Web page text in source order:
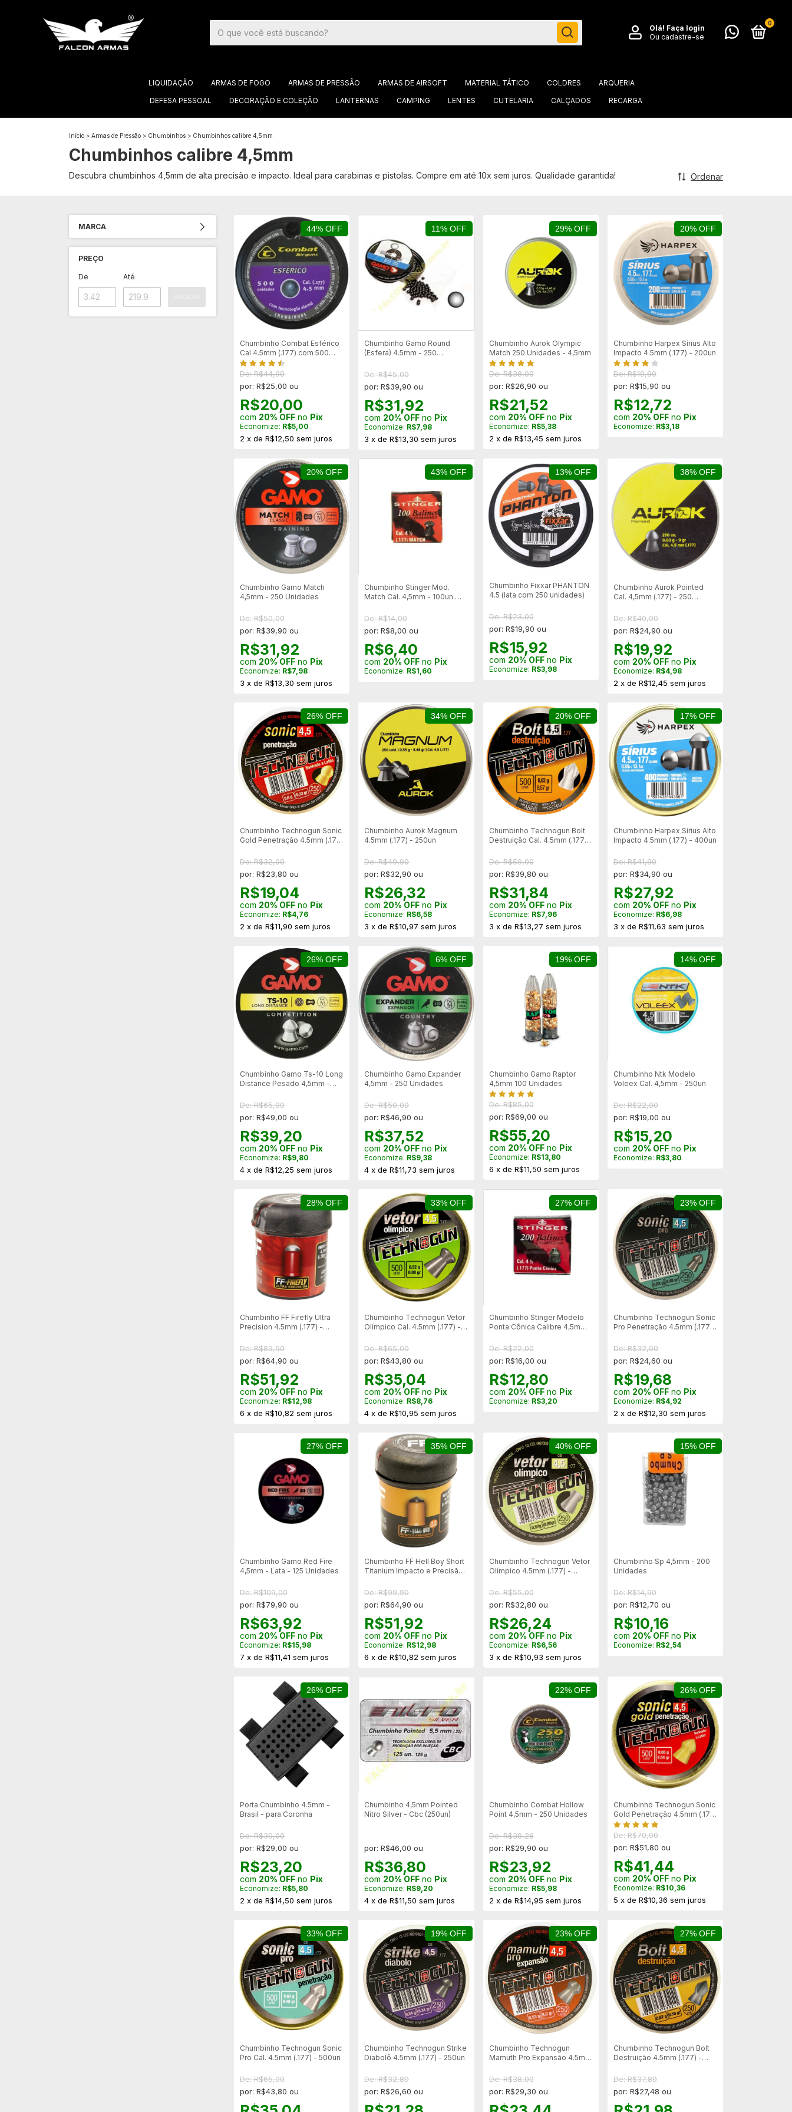
Olá! Faça login
Ou cadastre-se
0
LIQUIDAÇÃO ARMAS DE FOGO ARMAS DE PRESSÃO ARMAS DE AIRSOFT MATERIAL TÁTICO COLDRES
ARQUERIA
DEFESA PESSOAL
DECORAÇÃO E COLEÇÃO LANTERNAS CAMPING LENTES CUTELARIA CALÇADOS RECARGA
Início > Armas de Pressão > Chumbinhos > Chumbinhos calibre 4,5mm
Chumbinhos calibre 4,5mm
Descubra chumbinhos 4,5mm de alta precisão e impacto. Ideal para carabinas e pistolas. Compre em até 10x sem juros. Qualidade garantida! Ordenar
MARCA
PREÇO
De Até
44% OFF
Chumbinho Combat Esférico
Cal 4.5mm (.177) com 500
Unidades
De: R$44,90
por: R$25,00 ou
R$20,00
com 20% OFF no Pix
Economize: R$5,00
2 x de R$12,50 sem juros
11% OFF
Chumbinho Gamo Round
(Esfera) 4.5mm - 250
De: R$45,00
por: R$39,90 ou
R$31,92
com 20% OFF no Pix
Economize: R$7,98
3 xdeR$13,30 sem juros
29% OFF
Chumbinho Aurok Olympic
Match 250 Unidades - 4,5mm
De: R$38,00
por: R$26,90 ou
R$21,52
com 20% OFFno Pix
Economize: R$5,38
2 x de R$13,45 sem juros
20% OFF
Chumbinho Harpex Sírius Alto
Impacto 4.5mm (.177) - 200un
De: R$19,90
por: R$15,90 ou
R$12,72
com 20% OFFno Pix
Economize: R$3,18
20% OFF
Chumbinho Gamo Match
4,5mm - 250 Unidades
De: R$50,00
por: R$39,90 ou
R$31,92
com 20% OFF no Pix
Economize: R$7,98
3 x de R$13,30 sem juros
43% OFF
Chumbinho Stinger Mod.
Match Cal. 4,5mm - 100un.
De: R$14,00
por: R$8,00 ou
R$6,40
com 20% OFF no Pix
Economize: R$1,60
13% OFF
Chumbinho Fixxar PHANTON
4.5 (lata com 250 unidades)
De: R$23,00
por: R$19,90 ou
R$15,92
com 20% OFFno Pix
Economize: R$3,98
38% OFF
Chumbinho Aurok Pointed
Cal. 4,5mm (.177) - 250
De: R$40,00
por: R$24,90 ou
R$19,92
com 20% OFFno Pix
Economize: R$4,98
2 x de R$12,45 sem juros
26% OFF
Chumbinho Technogun Sonic
Gold Penetração 4.5mm (.177)
De: R$32,00
por: R$23,80 ou
R$19,04
com 20% OFF no Pix
Economize: R$4,76
2 x de R$11,90 sem juros
34% OFF
Chumbinho Aurok Magnum
4.5mm (.177) - 250un
De: R$49,90
por: R$32,90 ou
R$26,32
com 20% OFF no Pix
Economize: R$6,58
3 xdeR$10,97 sem juros
20% OFF
Chumbinho Technogun Bolt
Destruição Cal. 4.5mm (.177) -
De: R$50,00
por: R$39,80 ou
R$31,84
com 20% OFFno Pix
Economize: R$7,96
3 x de R$13,27 sem juros
17% OFF
Chumbinho Harpex Sírius Alto
Impacto 4.5mm (.177) - 400un
De: R$41,90
por: R$34,90 ou
R$27,92
com 20% OFFno Pix
Economize: R$6,98
3 x de R$11,63 sem juros
26% OFF
Chumbinho Gamo Ts-10 Long
Distance Pesado 4,5mm -
De: R$65,90
por: R$49,00 ou
R$39,20
com 20% OFF no Pix
Economize: R$9,80
4 x de R$12,25 sem juros
6% OFF
Chumbinho Gamo Expander
4,5mm - 250 Unidades
De: R$50,00
por: R$46,90 ou
R$37,52
com 20% OFF no Pix
Economize: R$9,38
4 xdeR$11,73 sem juros
19% OFF
Chumbinho Gamo Raptor
4,5mm 100 Unidades
De: R$85,00
por: R$69,00 ou
R$55,20
com 20% OFFno Pix
Economize: R$13,80
6 x de R$11,50 sem juros
14% OFF
Chumbinho Ntk Modelo
Voleex Cal. 4,5mm - 250un
De: R$22,00
por: R$19,00 ou
R$15,20
com 20% OFFno Pix
Economize: R$3,80
28% OFF
Chumbinho FF Firefly Ultra
Precision 4.5mm (.177) -
De: R$89,90
por: R$64,90 ou
R$51,92
com 20% OFF no Pix
Economize: R$12,98
6 x de R$10,82 sem juros
33% OFF
Chumbinho Technogun Vetor
Olímpico Cal. 4.5mm (.177) -
De: R$65,00
por: R$43,80 ou
R$35,04
com 20% OFF no Pix
Economize: R$8,76
4 xdeR$10,95 sem juros
27% OFF
Chumbinho Stinger Modelo
Ponta Cônica Calibre 4,5mm -
De: R$22,00
por: R$16,00 ou
R$12,80
com 20% OFFno Pix
Economize: R$3,20
23% OFF
Chumbinho Technogun Sonic
Pro Penetração 4.5mm (.177)
De: R$32,00
por: R$24,60 ou
R$19,68
com 20% OFFno Pix
Economize: R$4,92
2 x de R$12,30 sem juros
27% OFF
Chumbinho Gamo Red Fire
4,5mm - Lata - 125 Unidades
De: R$109,00
por: R$79,90 ou
R$63,92
com 20% OFF no Pix
Economize: R$15,98
7 x de R$11,41 sem juros
35% OFF
Chumbinho FF Hell Boy Short
Titanium Impacto e Precisão
De: R$99,90
por: R$64,90 ou
R$51,92
com 20% OFF no Pix
Economize: R$12,98
6 xdeR$10,82 sem juros
40% OFF
Chumbinho Technogun Vetor
Olímpico 4.5mm (.177) -
De: R$55,00
por: R$32,80 ou
R$26,24
com 20% OFFno Pix
Economize: R$6,56
3 x de R$10,93 sem juros
15% OFF
Chumbinho Sp 4,5mm - 200
Unidades
De: R$14,90
por: R$12,70 ou
R$10,16
com 20% OFFno Pix
Economize: R$2,54
26% OFF
Porta Chumbinho 4.5mm -
Brasil - para Coronha
De: R$39,00
por: R$29,00 ou
R$23,20
com 20% OFF no Pix
Economize: R$5,80
2 x de R$14,50 sem juros
Chumbinho 4,5mm Pointed
Nitro Silver - Cbc (250un)
por: R$46,00 ou
R$36,80
com 20% OFF no Pix
Economize: R$9,20
4 xdeR$11,50 sem juros
22% OFF
Chumbinho Combat Hollow
Point 4,5mm - 250 Unidades
De: R$38,26
por: R$29,90 ou
R$23,92
com 20% OFFno Pix
Economize: R$5,98
2 x de R$14,95 sem juros
26% OFF
Chumbinho Technogun Sonic
Gold Penetração 4.5mm (.177)
- 500un
De: R$70,00
por: R$51,80 ou
R$41,44
com 20% OFFno Pix
Economize: R$10,36
5 x de R$10,36 sem juros
33% OFF
Chumbinho Technogun Sonic
Pro Cal. 4.5mm (.177) - 500un
De: R$65,00
por: R$43,80 ou
19% OFF
Chumbinho Technogun Strike
Diabolô 4.5mm (.177) - 250un
De: R$32,80
por: R$26,60 ou
23% OFF
Chumbinho Technogun
Mamuth Pro Expansão 4.5mm
De: R$38,00
por: R$29,30 ou
27% OFF
Chumbinho Technogun Bolt
Destruição 4.5mm (.177) -
De: R$37,80
por: R$27,48 ou